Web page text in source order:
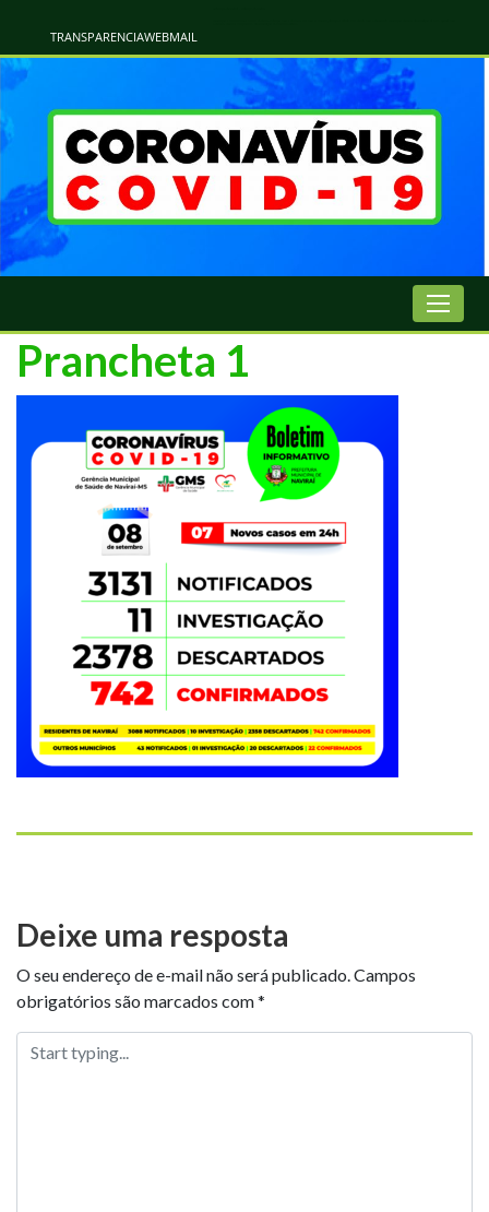
TRANSPARENCIAWEBMAIL
Prancheta 1
Deixe uma resposta
O seu endereço de e-mail não será publicado.Campos
obrigatórios são marcados com*